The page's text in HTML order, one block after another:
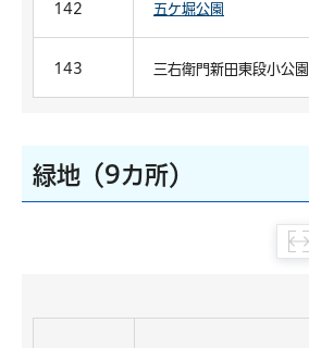
142 五ケ堀公園
143 三右衛門新田東段小公園
緑地（9カ所）